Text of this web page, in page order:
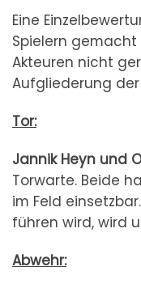
Eine
Spielern
Akteuren nicht
Aufgliederung
Tor:
Jannik Heyn und
Torwarte. Beide
im Feld
führen wird, wird
Abwehr: